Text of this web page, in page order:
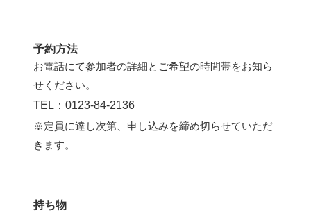
予約方法
お電話にて参加者の詳細とご希望の時間帯をお知ら
せください。
TEL：0123-84-2136
※定員に達し次第、申し込みを締め切らせていただ
きます。
持ち物